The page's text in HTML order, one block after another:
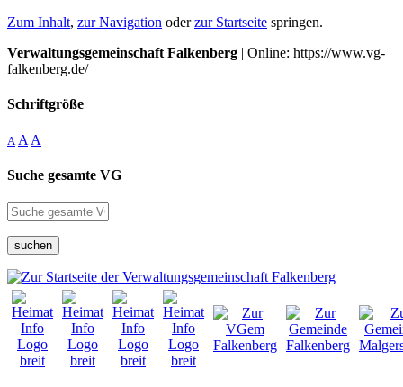
Zum Inhalt, zur Navigation oderzur Startseite springen.
Verwaltungsgemeinschaft Falkenberg | Online: https://www.vg-
falkenberg.de/
Schriftgröße
A A A
Suche gesamte VG
suchen